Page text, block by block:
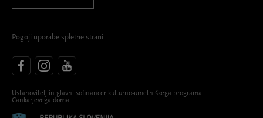
Pogoji uporabe spletne strani
Ustanovitelj in glavni sofinancer kulturno-umetniškega programa
Cankarjevega doma